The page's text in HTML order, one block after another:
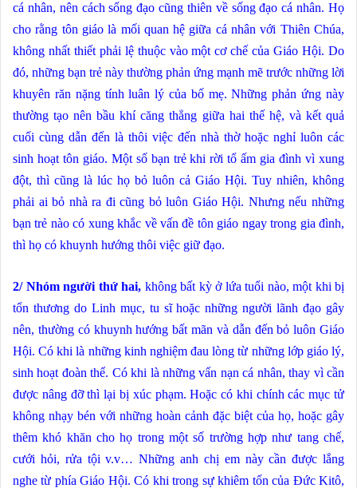
cá nhân, nên cách sống đạo cũng thiên về sống đạo cá nhân. Họ
cho rằng tôn giáo là mối quan hệ giữa cá nhân với Thiên Chúa,
không nhất thiết phải lệ thuộc vào một cơ chế của Giáo Hội. Do
đó, những bạn trẻ này thường phản ứng mạnh mẽ trước những lời
khuyên răn nặng tính luân lý của bố mẹ. Những phản ứng này
thường tạo nên bầu khí căng thẳng giữa hai thế hệ, và kết quả
cuối cùng dẫn đến là thôi việc đến nhà thờ hoặc nghỉ luôn các
sinh hoạt tôn giáo. Một số bạn trẻ khi rời tổ ấm gia đình vì xung
đột, thì cũng là lúc họ bỏ luôn cả Giáo Hội. Tuy nhiên, không
phải ai bỏ nhà ra đi cũng bỏ luôn Giáo Hội. Nhưng nếu những
bạn trẻ nào có xung khắc về vấn đề tôn giáo ngay trong gia đình,
thì họ có khuynh hướng thôi việc giữ đạo.
2/ Nhóm người thứ hai, không bất kỳ ở lứa tuổi nào, một khi bị
tổn thương do Linh mục, tu sĩ hoặc những người lãnh đạo gây
nên, thường có khuynh hướng bất mãn và dẫn đến bỏ luôn Giáo
Hội. Có khi là những kinh nghiệm đau lòng từ những lớp giáo lý,
sinh hoạt đoàn thể. Có khi là những vấn nạn cá nhân, thay vì cần
được nâng đỡ thì lại bị xúc phạm. Hoặc có khi chính các mục tử
không nhạy bén với những hoàn cảnh đặc biệt của họ, hoặc gây
thêm khó khăn cho họ trong một số trường hợp như tang chế,
cưới hỏi, rửa tội v.v… Những anh chị em này cần được lắng
nghe từ phía Giáo Hội. Có khi trong sự khiêm tốn của Đức Kitô,